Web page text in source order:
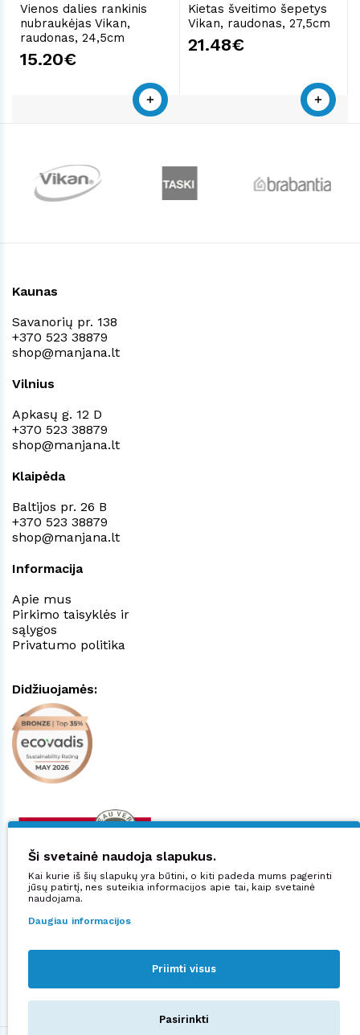
Vienos dalies rankinis
nubraukėjas Vikan,
raudonas, 24,5cm
15.20€
Kietas šveitimo šepetys
Vikan, raudonas, 27,5cm
21.48€
Kaunas
Savanorių pr. 138
+370 523 38879
shop@manjana.lt
Vilnius
Apkasų g. 12 D
+370 523 38879
shop@manjana.lt
Klaipėda
Baltijos pr. 26 B
+370 523 38879
shop@manjana.lt
Informacija
Apie mus
Pirkimo taisyklės ir
sąlygos
Privatumo politika
Didžiuojamės:
Sekite mus:
Ši svetainė naudoja slapukus.
Kai kurie iš šių slapukų yra būtini, o kiti padeda mums pagerinti
jūsų patirtį, nes suteikia informacijos apie tai, kaip svetainė
naudojama.
Daugiau informacijos
Priimti visus
Pasirinkti